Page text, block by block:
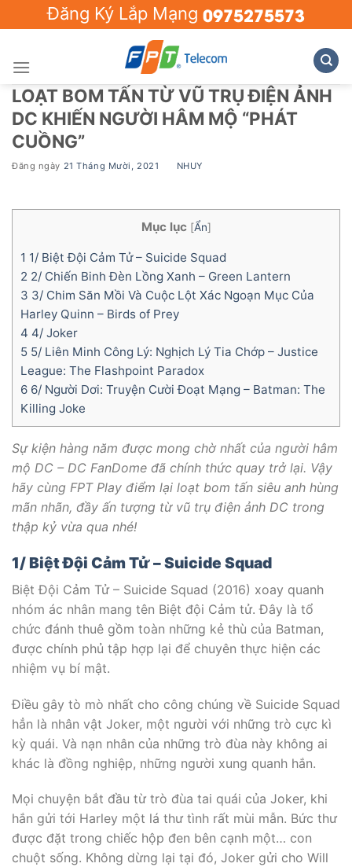
to
Đăng Ký Lắp Mạng 0975275573
LOẠT BOM TẤN TỪ VŨ TRỤ ĐIỆN ẢNH
DC KHIẾN NGƯỜI HÂM MỘ “PHÁT
CUỒNG”
Đăng ngày 21 Tháng Mười, 2021 NHUY
Mục lục [Ẩn]
1 1/ Biệt Đội Cảm Tử – Suicide Squad
2 2/ Chiến Binh Đèn Lồng Xanh – Green Lantern
3 3/ Chim Săn Mồi Và Cuộc Lột Xác Ngoạn Mục Của
Harley Quinn – Birds of Prey
4 4/ Joker
5 5/ Liên Minh Công Lý: Nghịch Lý Tia Chớp – Justice
League: The Flashpoint Paradox
6 6/ Người Dơi: Truyện Cười Đoạt Mạng – Batman: The
Killing Joke
Sự kiện hàng năm được mong chờ nhất của người hâm
mộ DC – DC FanDome đã chính thức quay trở lại. Vậy
hãy cùng FPT Play điểm lại loạt bom tấn siêu anh hùng
mãn nhãn, đầy ấn tượng từ vũ trụ điện ảnh DC trong
thập kỷ vừa qua nhé!
1/ Biệt Đội Cảm Tử – Suicide Squad
Biệt Đội Cảm Tử – Suicide Squad (2016) xoay quanh
nhóm ác nhân mang tên Biệt đội Cảm tử. Đây là tổ
chức đánh thuê gồm toàn những kẻ thù của Batman,
được chính phủ tập hợp lại để chuyên thực hiện các
nhiệm vụ bí mật.
Điều gây tò mò nhất cho công chúng về Suicide Squad
hẳn là nhân vật Joker, một người với những trò cực kì
kỳ quái. Và nạn nhân của những trò đùa này không ai
khác là đồng nghiệp, những người xung quanh hắn.
Mọi chuyện bắt đầu từ trò đùa tai quái của Joker, khi
hắn gửi tới Harley một lá thư tình rất mùi mẫn. Bức thư
được đặt trong chiếc hộp đen bên cạnh một… con
chuột sống. Không dừng lại tại đó, Joker gửi cho Will